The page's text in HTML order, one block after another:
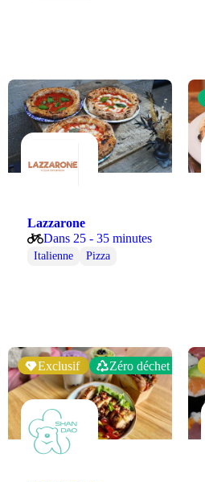
Végétarienne
Lazzarone
Dans 25 - 35 minutes
Italienne Pizza
Exclusif Zéro déchet